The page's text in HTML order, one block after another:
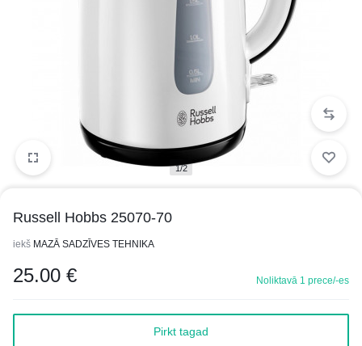
1/2
Russell Hobbs 25070-70
iekš MAZĀ SADZĪVES TEHNIKA
25.00 € Noliktavā 1 prece/-es
Pirkt tagad